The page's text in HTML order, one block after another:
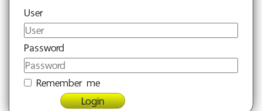
User
Password
Remember me
Login